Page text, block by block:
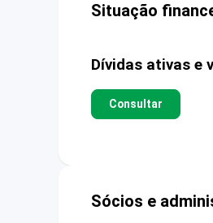
Situação
Dívidas ativas e
Consultar
Sócios e